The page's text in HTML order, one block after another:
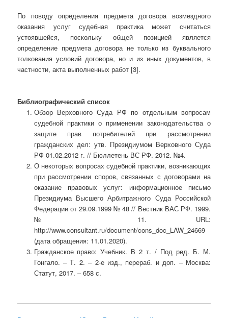
По поводу определения предмета договора возмездного
оказания услуг судебная практика может считаться
устоявшейся, поскольку общей позицией является
определение предмета договора не только из буквального
толкования условий договора, но и из иных документов, в
частности, акта выполненных работ [3].
Библиографический список
Обзор Верховного Суда РФ по отдельным вопросам
судебной практики о применении законодательства о
защите прав потребителей при рассмотрении
гражданских дел: утв. Президиумом Верховного Суда
РФ 01.02.2012 г. // Бюллетень ВС РФ. 2012. №4.
О некоторых вопросах судебной практики, возникающих
при рассмотрении споров, связанных с договорами на
оказание правовых услуг: информационное письмо
Президиума Высшего Арбитражного Суда Российской
Федерации от 29.09.1999 № 48 // Вестник ВАС РФ. 1999.
№ 11. URL:
http://www.consultant.ru/document/cons_doc_LAW_24669
(дата обращения: 11.01.2020).
Гражданское право: Учебник. В 2 т. / Под ред. Б. М.
Гонгало. – Т. 2. – 2-е изд., перераб. и доп. – Москва:
Статут, 2017. – 658 с.